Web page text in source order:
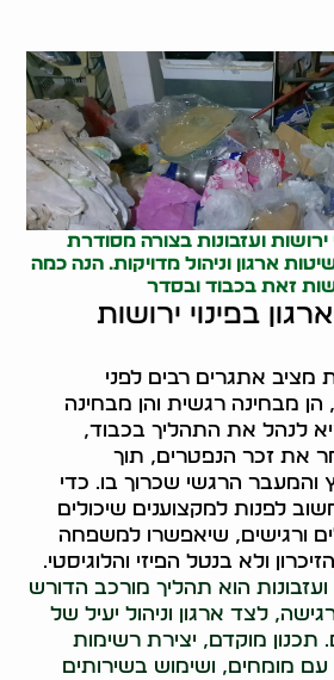
ירושות ועזבונות בצורה מסודרת
ארגון וניהול מדויקות. הנה כמה
זאת בכבוד ובסדר
בפינוי ירושות
מציב אתגרים רבים לפני
מבחינה רגשית והן מבחינה
לנהל את התהליך בכבוד,
את זכר הנפטרים, תוך
הרגשי שכרוך בו. כדי
לפנות למקצוענים שיכולים
ורגישים, שיאפשרו למשפחה
ולא בנטל הפיזי והלוגיסטי.
ועזבונות הוא תהליך מורכב הדורש
לצד ארגון וניהול יעיל של
תכנון מוקדם, יצירת רשימות
עם מומחים, ושימוש בשירותים